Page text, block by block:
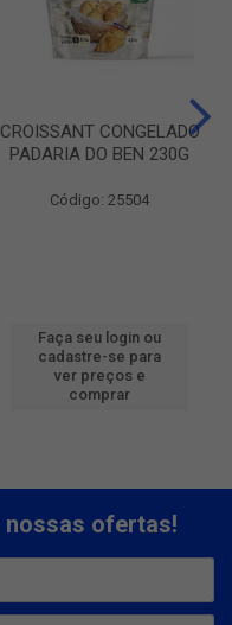
CROISSANT CONGELADO
PADARIA DO BEN 230G
Código: 25504
Faça seu login ou
cadastre-se para
ver preços e
comprar
nossas ofertas!